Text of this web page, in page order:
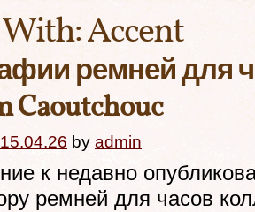
With:Accent
ремней для
Caoutchouc
by admin
к недавно
ремней для часов